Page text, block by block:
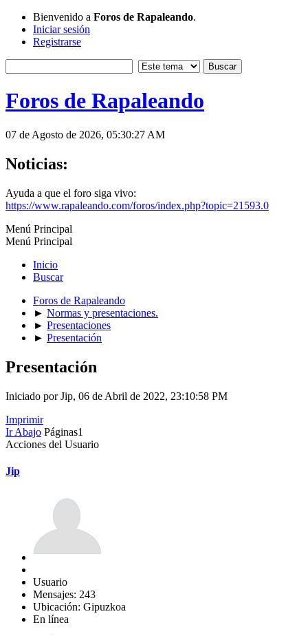
Bienvenido a Foros de Rapaleando.
Iniciar sesión
Registrarse
Foros de Rapaleando
07 de Agosto de 2026, 05:30:27 AM
Noticias:
Ayuda a que el foro siga vivo:
https://www.rapaleando.com/foros/index.php?topic=21593.0
Menú Principal
Menú Principal
Inicio
Buscar
Foros de Rapaleando
► Normas y presentaciones.
► Presentaciones
► Presentación
Presentación
Iniciado por Jip, 06 de Abril de 2022, 23:10:58 PM
Imprimir
Ir Abajo Páginas1
Acciones del Usuario
Jip
Usuario
Mensajes: 243
Ubicación: Gipuzkoa
En línea